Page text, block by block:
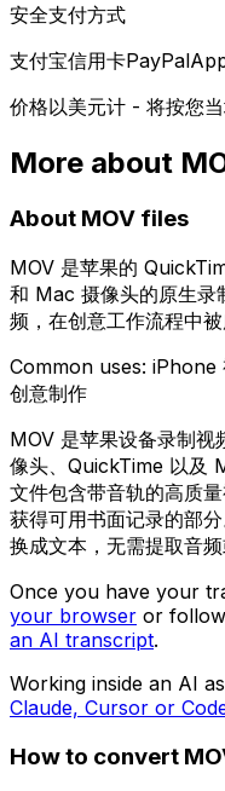
安全支付方式
支付宝信用卡PayPal
价格以美元计 - 将按您当
More about
About MOV files
MOV 是苹果的
和 Mac 摄像头的原生录
频，在创意工作流程中被
Common uses: iPhone
创意制作
MOV 是苹果设备录制
像头、QuickTime 以及
文件包含带音轨的高质
获得可用书面记录的部
换成文本，无需提取音频
Once you have your
your browser or
an AI transcript.
Working inside an AI
Claude, Cursor or
How to convert